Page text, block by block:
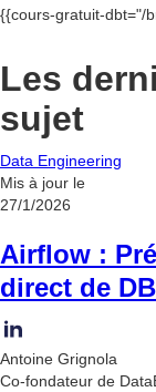
{{cours-gratuit-dbt="/
Les
sujet
Data Engineering
Mis à jour le
27/1/2026
Airflow :
direct de
Antoine Grignola
Co-fondateur de